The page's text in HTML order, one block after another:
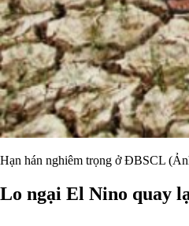
Hạn hán nghiêm trọng ở ĐBSCL
Lo ngại El Nino quay